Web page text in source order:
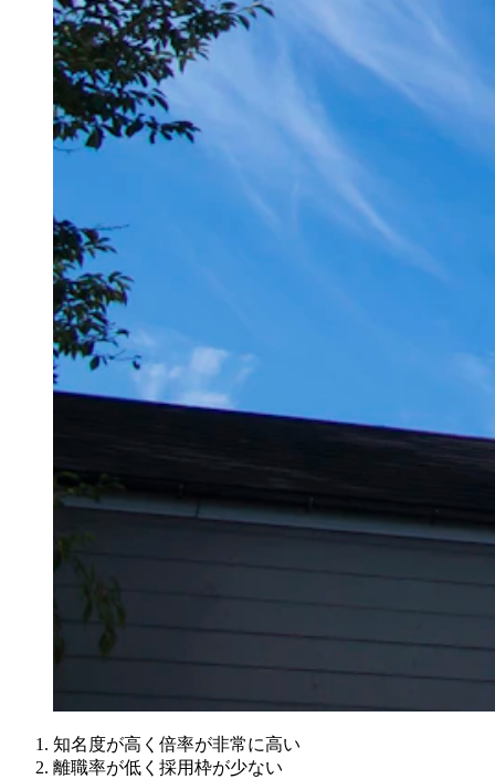
知名度が高く倍率が非常に高い
離職率が低く採用枠が少ない